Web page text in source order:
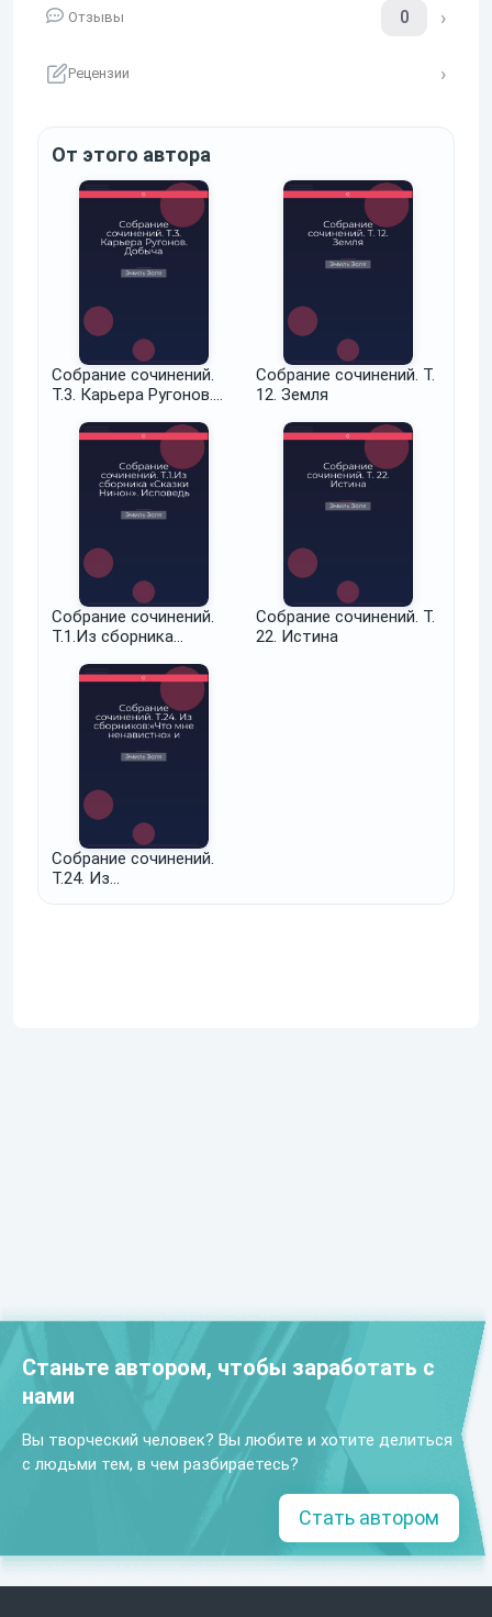
Отзывы 0
Рецензии
От этого автора
Собрание сочинений.
Т.3. Карьера Ругонов.
Собрание сочинений. Т.
12. Земля
Собрание сочинений.
Т.1.Из сборника
Исповедь Клода. Завет
умершей. Тереза Ракен
Собрание сочинений. Т.
22. Истина
Собрание сочинений.
Т.24. Из
Станьте автором, чтобы заработать с
нами
Вы творческий человек? Вы любите и хотите делиться
с людьми тем, в чем разбираетесь?
Стать автором